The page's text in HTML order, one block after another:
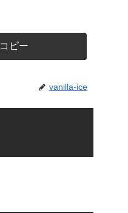
コピー
vanilla-ice